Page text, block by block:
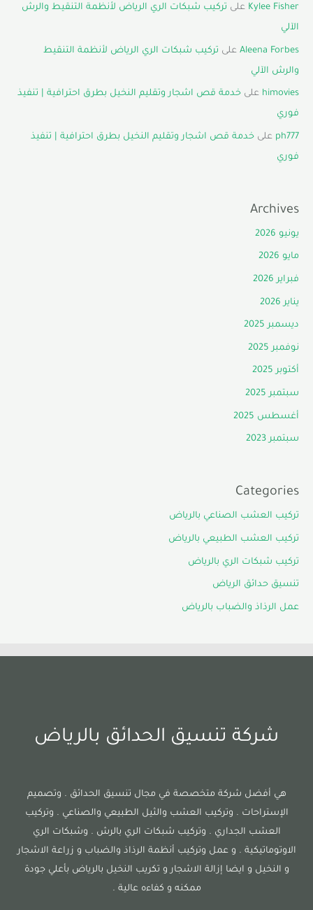
Kylee Fisher على تركيب شبكات الري الرياض لأنظمة التنقيط والرش
الآلي
Aleena Forbes على تركيب شبكات الري الرياض لأنظمة التنقيط
والرش الآلي
himovies على خدمة قص اشجار وتقليم النخيل بطرق احترافية | تنفيذ
فوري
ph777 على خدمة قص اشجار وتقليم النخيل بطرق احترافية | تنفيذ
فوري
Archives
يونيو 2026
مايو 2026
فبراير 2026
يناير 2026
ديسمبر 2025
نوفمبر 2025
أكتوبر 2025
سبتمبر 2025
أغسطس 2025
سبتمبر 2023
Categories
تركيب العشب الصناعي بالرياض
تركيب العشب الطبيعي بالرياض
تركيب شبكات الري بالرياض
تنسيق حدائق الرياض
عمل الرذاذ والضباب بالرياض
شركة تنسيق الحدائق بالرياض
هي أفضل شركة متخصصة في مجال تنسيق الحدائق . وتصميم
الإستراحات . وتركيب العشب والثيل الطبيعي والصناعي . وتركيب
العشب الجداري . وتركيب شبكات الري بالرش . وشبكات الري
الاوتوماتيكية . و عمل وتركيب أنظمة الرذاذ والضباب و زراعة الاشجار
و النخيل و ايضا إزالة الاشجار و تكريب النخيل بالرياض بأعلي جودة
ممكنه و كفاءه عالية .